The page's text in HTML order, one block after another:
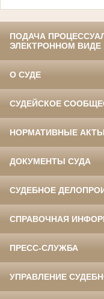
ПОДАЧА
ЭЛЕКТРОННОМ ВИДЕ
О СУДЕ
СУДЕЙСКОЕ
НОРМАТИВНЫЕ АКТЫ
ДОКУМЕНТЫ СУДА
СУДЕБНОЕ
СПРАВОЧНАЯ
ПРЕСС-СЛУЖБА
УПРАВЛЕНИЕ